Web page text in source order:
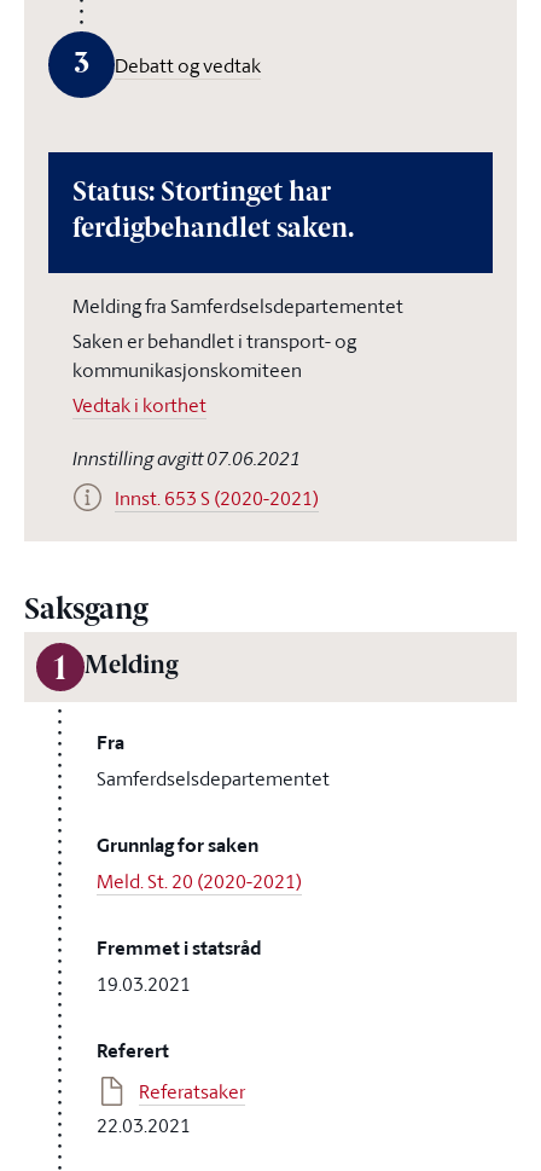
3 Debatt og vedtak
Status: Stortinget har
ferdigbehandlet saken.
Melding fra Samferdselsdepartementet
Saken er behandlet i transport- og
kommunikasjonskomiteen
Vedtak i korthet
Innstilling avgitt 07.06.2021
Innst. 653 S (2020-2021)
Saksgang
1 Melding
Fra
Samferdselsdepartementet
Grunnlag for saken
Meld. St. 20 (2020-2021)
Fremmet i statsråd
19.03.2021
Referert
Referatsaker
22.03.2021